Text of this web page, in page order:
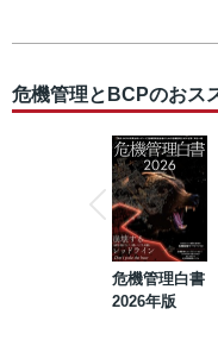
危機管理とBCPのおス
危機管理白書
2026年版